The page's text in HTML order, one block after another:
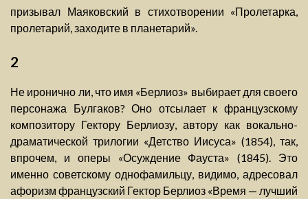
призывал Маяковский в стихотворении «Пролетарка,
пролетарий, заходите в планетарий».
2
Не иронично ли, что имя «Берлиоз» выбирает для своего
персонажа Булгаков? Оно отсылает к французскому
композитору Гектору Берлиозу, автору как вокально-
драматической трилогии «Детство Иисуса» (1854), так,
впрочем, и оперы «Осуждение Фауста» (1845). Это
именно советскому однофамильцу, видимо, адресовал
афоризм французский Гектор Берлиоз «Время — лучший